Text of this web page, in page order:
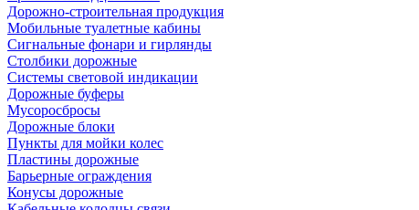
Дорожно-строительная продукция
Мобильные туалетные кабины
Сигнальные фонари и гирлянды
Столбики дорожные
Системы световой индикации
Дорожные буферы
Мусоросбросы
Дорожные блоки
Пункты для мойки колес
Пластины дорожные
Барьерные ограждения
Конусы дорожные